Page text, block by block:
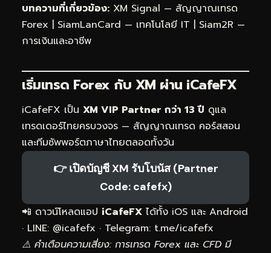
บทความที่เกี่ยวข้อง: XM Signal — สัญญาณเทรด
Forex | SiamLanCard — เทคโนโลยี IT | Siam2R —
การเงินและอาชีพ
เริ่มเทรด Forex กับ XM ผ่าน iCafeFX
iCafeFX เป็น XM VIP Partner กว่า 13 ปี ดูแล
เทรดเดอร์ไทยครบวงจร — สัญญาณเทรด คอร์สสอน
และทีมซัพพอร์ตภาษาไทยตลอดทั้งวัน
👉 เปิดบัญชี XM รับโบนัส (Partner
Code: cafefx)
📲 ดาวน์โหลดแอป iCafeFX ได้ทั้ง iOS และ Android
· LINE: @icafefx · Telegram: t.me/icafefx
⚠️ คำเตือนความเสี่ยง: การเทรด Forex และ CFD มี